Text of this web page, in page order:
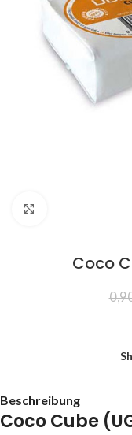
Coco
Beschreibung
Coco Cube